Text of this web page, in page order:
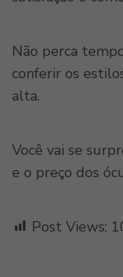
Não perca
conferir os
alta.
Você vai se
e o preço dos
Post Views: